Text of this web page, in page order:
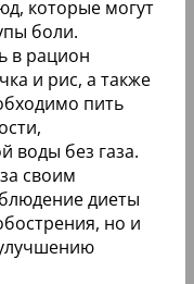
которые могут
боли.
в рацион
и рис, а также
пить
воды без газа.
своим
диеты
но и